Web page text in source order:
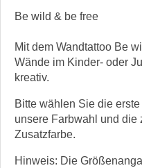
Be wild & be free
Mit dem Wandtattoo Be
Wände im Kinder- oder
kreativ.
Bitte wählen Sie die
unsere Farbwahl und die
Zusatzfarbe.
Hinweis: Die